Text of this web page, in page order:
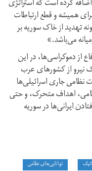
کرده است که استراتژی
همیشه و قطع ارتباطات
تهدید از خاک سوریه بر
می‌باشد.»
از دموکراسی‌ها، در این
نیرو از کشورهای عرب
نظامی جاری اسرائیلی‌ها
اهداف متحرک، و حتی
ایرانی‌ها در سوریه
توانایی‌های نظامی